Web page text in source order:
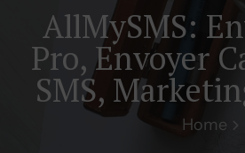
AllMySMS:
Pro, Envoyer
SMS,
Home